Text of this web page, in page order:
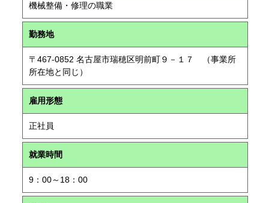
機械整備・修理の職業
勤務地
〒467-0852 名古屋市瑞穂区明前町９－１７ （事業所
所在地と同じ）
雇用形態
正社員
就業時間
9：00～18：00